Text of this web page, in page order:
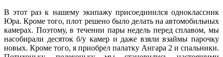
В этот раз к нашему экипажу присоединился одноклассник
Юра. Кроме того, плот решено было делать на автомобильных
камерах. Поэтому, в течении пары недель перед сплавом, мы
насобирали десяток б/у камер и даже взяли взаймы парочку
новых. Кроме того, я приобрел палатку Ангара 2 и спальники.